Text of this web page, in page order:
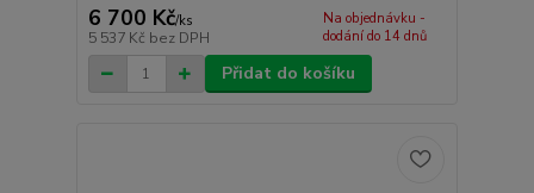
6 700 Kč/ks
5 537 Kč bez DPH
Na objednávku -
dodání do 14 dnů
Přidat do košíku